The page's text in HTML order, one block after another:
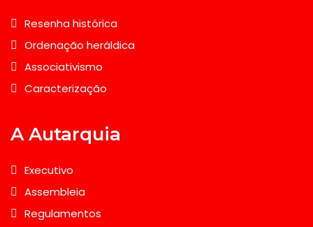
Resenha histórica
Ordenação heráldica
Associativismo
Caracterização
A Autarquia
Executivo
Assembleia
Regulamentos